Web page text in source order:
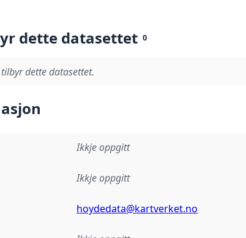
dette datasettet 0
dette datasettet.
Ikkje oppgitt
Ikkje oppgitt
hoydedata@kartverket.no